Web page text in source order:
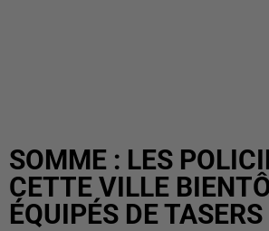
SOMME : LES
CETTE VILLE
ÉQUIPÉS DE TASERS